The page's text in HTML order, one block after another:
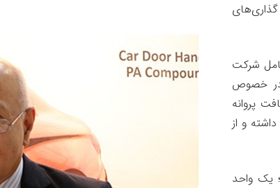
شرکت
در خصوص
ما گفت: این شرکت در سال ۱۳۵۱ با دریافت پروانه
داشته و از
و متخصص؛ یک واحد